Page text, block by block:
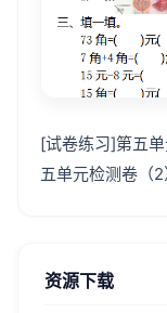
[试卷练习]第五
五单元检测卷（2
资源下载